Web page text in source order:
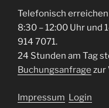
Telefonisch
8:30 – 12:00 Uhr und
914 7071.
24 Stunden am Tag
Buchungsanfrage zur
Impressum Login